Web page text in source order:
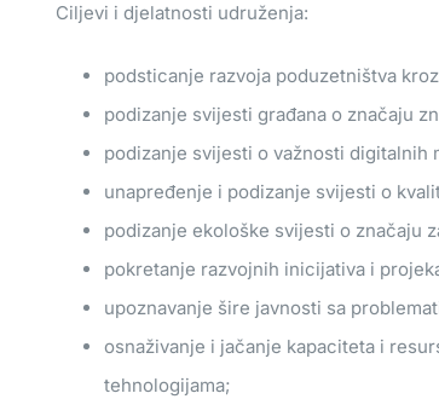
Ciljevi i djelatnosti udruženja:
podsticanje razvoja poduzetništva
podizanje svijesti građana o značaju
podizanje svijesti o važnosti digitalnih
unapređenje i podizanje svijesti o
podizanje ekološke svijesti o značaju
pokretanje razvojnih inicijativa i
upoznavanje šire javnosti sa
osnaživanje i jačanje kapaciteta i
tehnologijama;